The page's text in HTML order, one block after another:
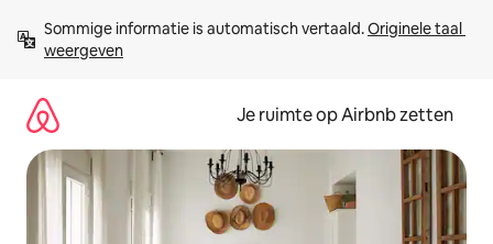
direct
naar
Sommige informatie is automatisch vertaald. Originele taal
weergeven
Je ruimte op Airbnb zetten